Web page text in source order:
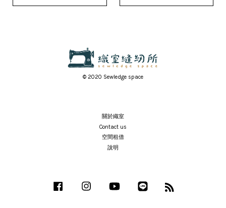
© 2020 Sewledge space
關於織室
Contact us
空間租借
說明
Facebook Instagram YouTube